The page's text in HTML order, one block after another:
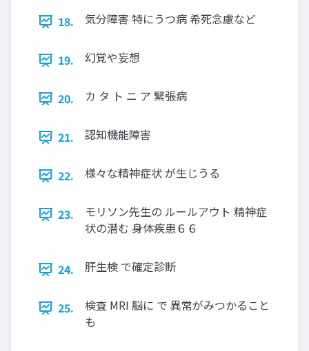
18. 気分障害 特にうつ病 希死念慮など
19. 幻覚や妄想
20. カ タ ト ニ ア 緊張病
21. 認知機能障害
22. 様々な精神症状 が生じうる
23.
モリソン先生の ルールアウト 精神症
状の潜む 身体疾患６６
24. 肝生検 で確定診断
25.
検査 MRI 脳に で 異常がみつかること
も